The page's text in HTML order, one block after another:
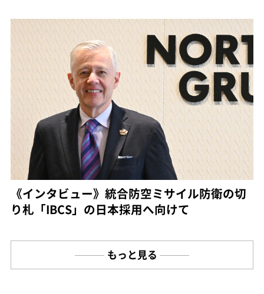
《インタビュー》統合防空ミサイル防衛の切
り札「IBCS」の日本採用へ向けて
もっと見る